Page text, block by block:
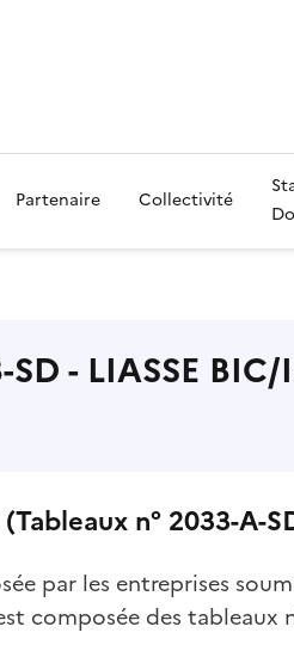
Partenaire Collectivité
- LIASSE
n° 2033-A-
par les entreprises
composée des tableaux